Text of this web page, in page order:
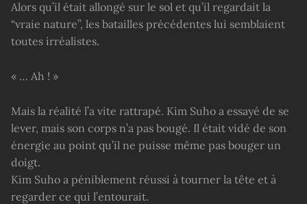
Alors qu’il était allongé sur le sol et qu’il regardait la
“vraie nature”, les batailles précédentes lui semblaient
toutes irréalistes.
« … Ah ! »
Mais la réalité l’a vite rattrapé. Kim Suho a essayé de se
lever, mais son corps n’a pas bougé. Il était vidé de son
énergie au point qu’il ne puisse même pas bouger un
doigt.
Kim Suho a péniblement réussi à tourner la tête et à
regarder ce qui l’entourait.